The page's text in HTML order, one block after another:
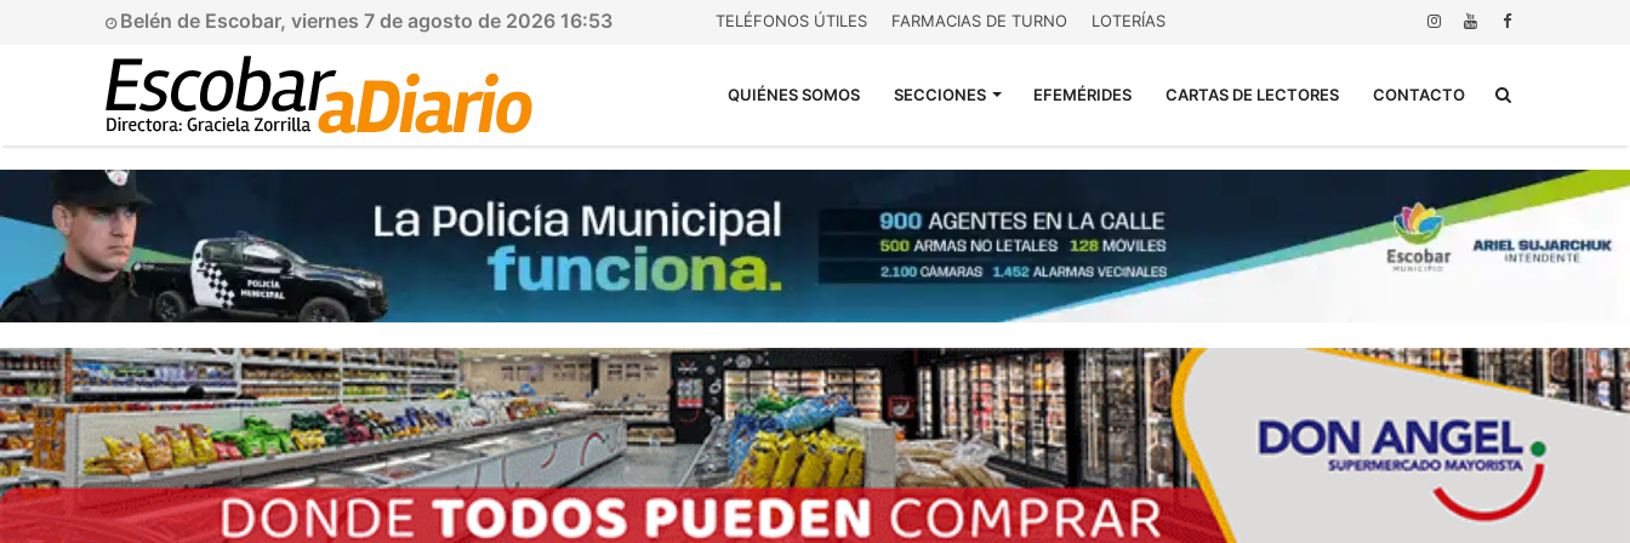
Belén de Escobar, viernes 7 de agosto de 2026 16:53 TELÉFONOS ÚTILES FARMACIAS DE TURNO LOTERÍAS
QUIÉNES SOMOS SECCIONES EFEMÉRIDES CARTAS DE LECTORES CONTACTO